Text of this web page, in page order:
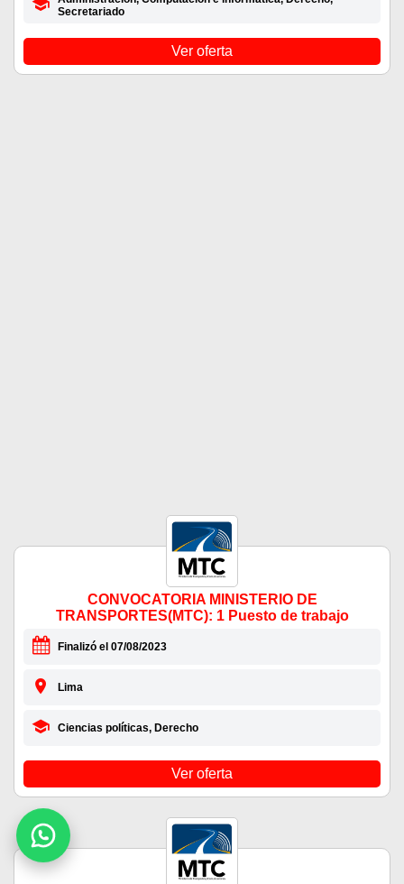
Secretariado
Ver oferta
CONVOCATORIA MINISTERIO DE
TRANSPORTES(MTC): 1 Puesto de trabajo
Finalizó el 07/08/2023
Lima
Ciencias políticas, Derecho
Ver oferta